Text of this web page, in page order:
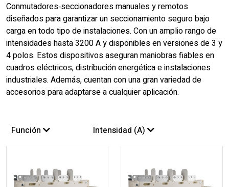
Conmutadores‑seccionadores manuales y remotos
diseñados para garantizar un seccionamiento seguro bajo
carga en todo tipo de instalaciones. Con un amplio rango de
intensidades hasta 3200 A y disponibles en versiones de 3 y
4 polos. Estos dispositivos aseguran maniobras fiables en
cuadros eléctricos, distribución energética e instalaciones
industriales. Además, cuentan con una gran variedad de
accesorios para adaptarse a cualquier aplicación.
Función Intensidad (A)